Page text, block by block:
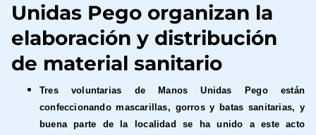
Unidas Pego organizan la
elaboración y distribución
de material sanitario
Tres voluntarias de Manos Unidas Pego están
confeccionandomascarillas, gorros y batas sanitarias, y
buena parte de la localidad se ha unido a este acto